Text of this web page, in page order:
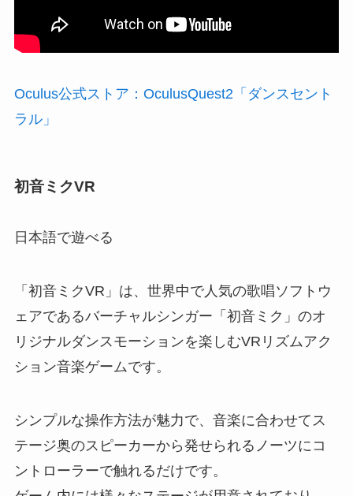
Oculus公式ストア：OculusQuest2「ダンスセント
ラル」
初音ミクVR
日本語で遊べる
「初音ミクVR」は、世界中で人気の歌唱ソフトウ
ェアであるバーチャルシンガー「初音ミク」のオ
リジナルダンスモーションを楽しむVRリズムアク
ション音楽ゲームです。
シンプルな操作方法が魅力で、音楽に合わせてス
テージ奥のスピーカーから発せられるノーツにコ
ントローラーで触れるだけです。